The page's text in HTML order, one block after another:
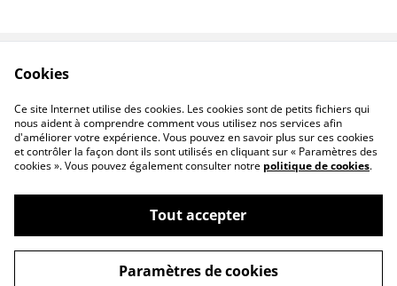
Politique de
confidentialité
Politique de cookies
©2026ATELIER ITREMA
powered by
Cookies
Ce site Internet utilise des cookies. Les cookies sont de petits fichiers qui
nous aident à comprendre comment vous utilisez nos services afin
d'améliorer votre expérience. Vous pouvez en savoir plus sur ces cookies
et contrôler la façon dont ils sont utilisés en cliquant sur « Paramètres des
cookies ». Vous pouvez également consulter notre politique de cookies.
Tout accepter
Paramètres de cookies